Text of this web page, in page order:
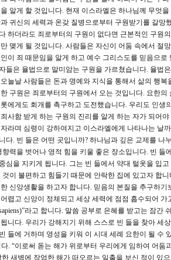
알게 할 것입니다. 현재 이스라엘은 하나님께 무엇
귀신의 세력과 온갖 질병으로부터 구원받기를 갈망
하더라도 죄로부터의 구원이 없다면 근본적인 구원
맺게 될 것입니다. 사람들은 자신이 어둠 속에서 절
이 죄 때문임을 알게 하고 예수 그리스도를 믿음으
들은 율법으로 말미암는 구원을 가르쳤습니다. 율법
늘날 사람들은 돈과 명예와 지식을 통해서 삶의 행
구원은 죄로부터의 구원에서 오는 것입니다. 요한
에게도 회개를 촉구하고 도전했습니다. 우리도 인
사함 받게 하는 구원의 진리를 알게 하는 자가 되어야
라며 심령이 강하여지고 이스라엘에게 나타나는 날
다. 빈 들은 어떤 곳입니까? 하나님과 깊은 교제를 나
력을 벗어나 영적 힘을 키울 좋은 장소입니다. 빈
심을 지키게 됩니다. 그는 빈 들에서 약대 털옷을 입
이 불편하고 힘들기 때문에 안락한 집에 있고자 합
신앙생활을 하고자 합니다. 믿음의 본질을 추구하
렵고 신앙이 정체되고 세상 세력에 점점 흡수되어
라고 합니다. 말씀 공부로 은혜를 받고는 잠
니다. 우리가 강해지기 위해 스스로 빈 들을 찾아 세
들에 거하며 영성을 키워 이 시대 세례 요한이 될 수
. “이로써 돋는 해가 위로부터 우리에게 임하여 어
새벽에 장엄한 해가 떠오르는 일출을 보신 적이 있